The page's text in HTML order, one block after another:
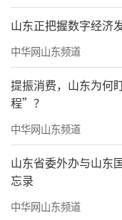
州、苏州在30
维持一定热度。
曹晶晶表示
间楼市整体表现
目保持较高热
房网签面积同比
部房企在核心城
地块有望在四季
望对核心城市
山东正把握数字经济
中华网山东频道
提振消费，山东为何
程”？
中华网山东频道
山东省委外办与山东
忘录
中华网山东频道